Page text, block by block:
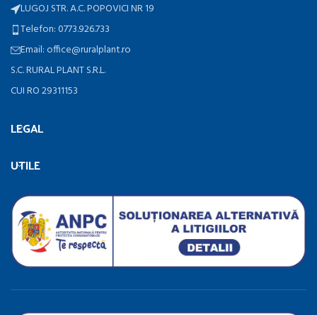
LUGOJ STR. A.C. POPOVICI NR 19
Telefon: 0773.926.733
Email: office@ruralplant.ro
S.C. RURAL PLANT S.R.L.
CUI RO 29311153
LEGAL
UTILE